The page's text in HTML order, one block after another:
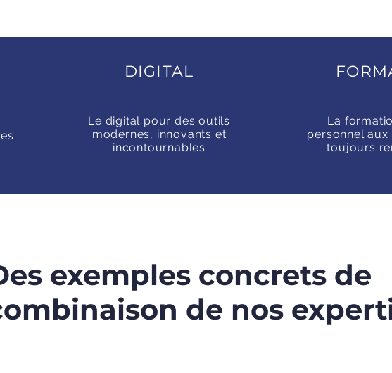
DIGITAL
Le digital pour des outils
modernes, innovants et
incontournables
La
personnel
toujours
exemples concrets de
de nos